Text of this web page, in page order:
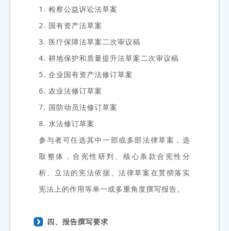
1. 检察公益诉讼法草案
2. 国有资产法草案
3. 医疗保障法草案二次审议稿
4. 耕地保护和质量提升法草案二次审议稿
5. 企业国有资产法修订草案
6. 农业法修订草案
7. 国防动员法修订草案
8. 水法修订草案
参与者可任选其中一部或多部法律草案，选
取整体，合宪性研判、核心条款合宪性分
析、立法的宪法依据、法律草案在贯彻落实
宪法上的作用等单一或多重角度撰写报告。
四、报告撰写要求